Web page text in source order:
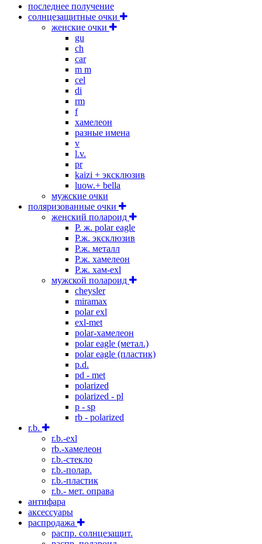
последнее получение
солнцезащитные очки
женские очки
gu
ch
car
m m
cel
di
rm
f
хамелеон
разные имена
v
l.v.
pr
kaizi + эксклюзив
luow.+ bella
мужские очки
поляризованные очки
женский полароид
P. ж. polar eagle
P.ж. эксклюзив
Р.ж. металл
P.ж. хамелеон
Р.ж. хам-exl
мужской полароид
cheysler
miramax
polar exl
exl-met
polar-хамелеон
polar eagle (метал.)
polar eagle (пластик)
p.d.
pd - met
polarized
polarized - pl
p - sp
rb - polarized
r.b.
r.b.-exl
rb.-хамелеон
r.b.-стекло
r.b.-полар.
r.b.-пластик
r.b.- мет. оправа
антифара
аксессуары
распродажа
распр. солнцезащит.